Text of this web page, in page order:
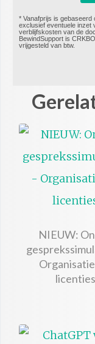
* Vanafprijs is gebaseerd
exclusief eventuele inzet
verblijfskosten van de
BewindSupport is
vrijgesteld van btw.
NIEUW:
licenties